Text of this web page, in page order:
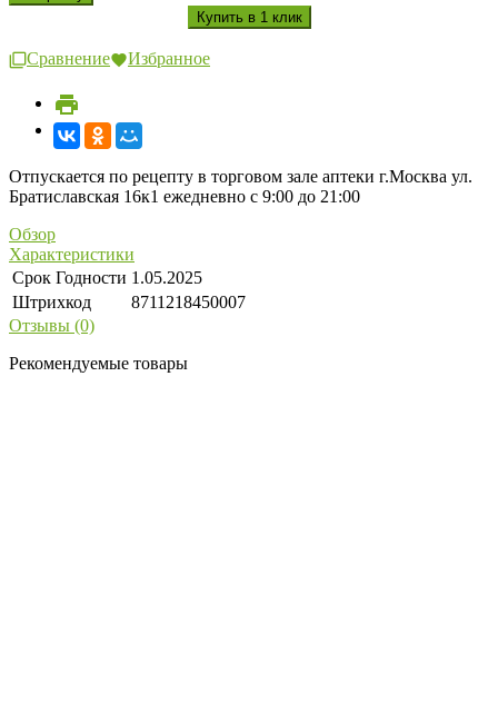
Сравнение Избранное
Отпускается по рецепту в торговом зале аптеки г.Москва ул.
Братиславская 16к1 ежедневно с 9:00 до 21:00
Обзор
Характеристики
Срок Годности 1.05.2025
Штрихкод
8711218450007
Отзывы (0)
Рекомендуемые товары